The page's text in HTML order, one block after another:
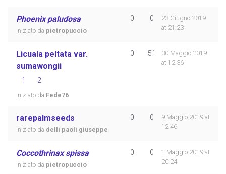
Phoenix paludosa
Iniziato da pietropuccio
0 0
23 Giugno 2019
at 21:23
Licuala peltata var.
sumawongii
1 2
Iniziato da Fede76
0 51
30 Maggio 2019
at 12:36
rarepalmseeds
Iniziato da delli paoli giuseppe
0 0
9 Maggio 2019 at
12:46
Coccothrinax spissa
Iniziato da pietropuccio
0 0
1 Maggio 2019 at
20:24